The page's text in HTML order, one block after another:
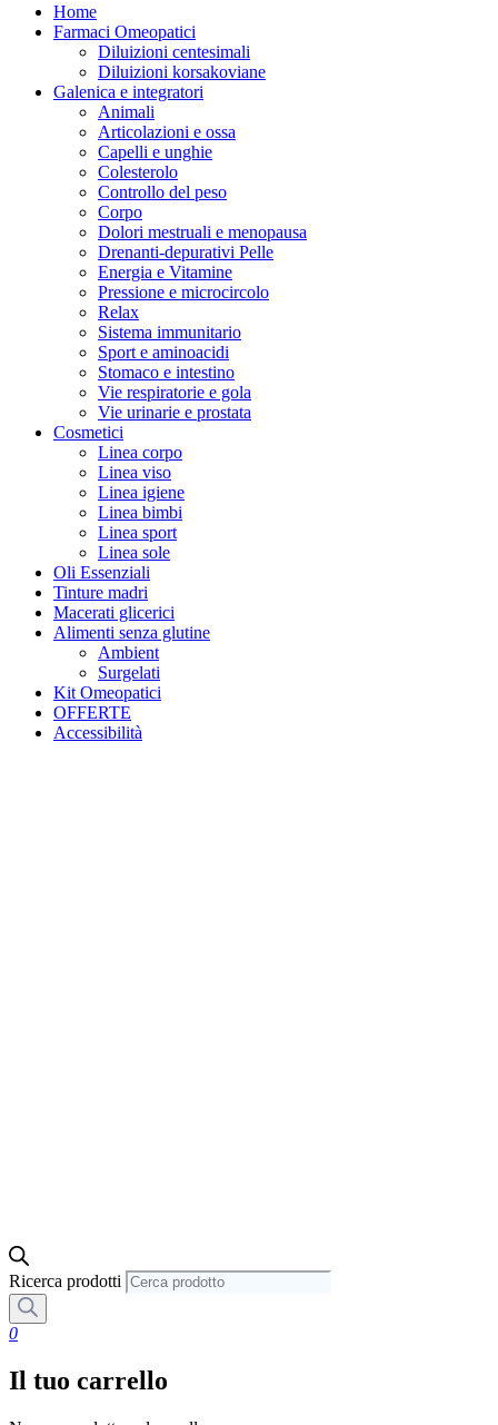
Home
Farmaci Omeopatici
Diluizioni centesimali
Diluizioni korsakoviane
Galenica e integratori
Animali
Articolazioni e ossa
Capelli e unghie
Colesterolo
Controllo del peso
Corpo
Dolori mestruali e menopausa
Drenanti-depurativi Pelle
Energia e Vitamine
Pressione e microcircolo
Relax
Sistema immunitario
Sport e aminoacidi
Stomaco e intestino
Vie respiratorie e gola
Vie urinarie e prostata
Cosmetici
Linea corpo
Linea viso
Linea igiene
Linea bimbi
Linea sport
Linea sole
Oli Essenziali
Tinture madri
Macerati glicerici
Alimenti senza glutine
Ambient
Surgelati
Kit Omeopatici
OFFERTE
Accessibilità
Ricerca prodotti
0
Il tuo carrello